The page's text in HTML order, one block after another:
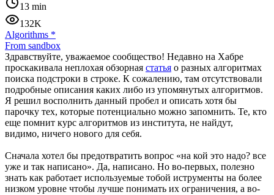
13 min
132K
Algorithms *
From sandbox
Здравствуйте, уважаемое сообщество! Недавно на Хабре
проскакивала неплохая обзорная статья о разных алгоритмах
поиска подстроки в строке. К сожалению, там отсутствовали
подробные описания каких либо из упомянутых алгоритмов.
Я решил восполнить данный пробел и описать хотя бы
парочку тех, которые потенциально можно запомнить. Те, кто
еще помнит курс алгоритмов из института, не найдут,
видимо, ничего нового для себя.
Сначала хотел бы предотвратить вопрос «на кой это надо? все
уже и так написано». Да, написано. Но во-первых, полезно
знать как работает используемые тобой иструменты на более
низком уровне чтобы лучше понимать их ограничения, а во-